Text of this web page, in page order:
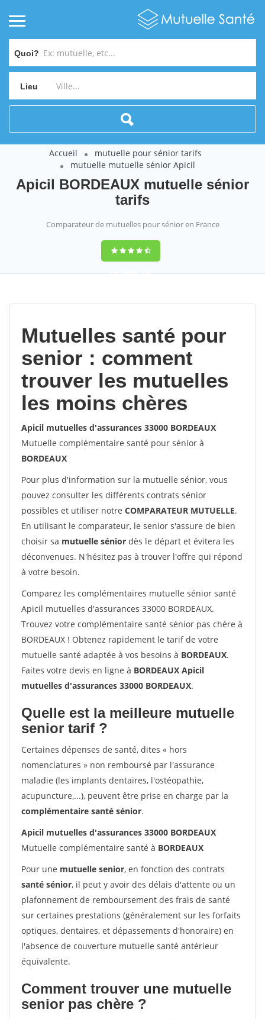
Quoi?
Lieu
Accueil
mutuelle pour sénior tarifs
mutuelle mutuelle sénior Apicil
Apicil BORDEAUX mutuelle sénior
tarifs
Comparateur de mutuelles pour sénior en France
9,2(100%)452
Mutuelles santé pour
senior : comment
trouver les mutuelles
les moins chères
Apicil mutuelles d'assurances 33000 BORDEAUX
Mutuelle complémentaire santé pour sénior à
BORDEAUX
Pour plus d'information sur la mutuelle sénior, vous
pouvez consulter les différents contrats sénior
possibles et utiliser notre COMPARATEUR MUTUELLE.
En utilisant le comparateur, le senior s'assure de bien
choisir sa mutuelle sénior dès le départ et évitera les
déconvenues. N'hésitez pas à trouver l'offre qui répond
à votre besoin.
Comparez les complémentaires mutuelle sénior santé
Apicil mutuelles d'assurances 33000 BORDEAUX.
Trouvez votre complémentaire santé sénior pas chère à
BORDEAUX ! Obtenez rapidement le tarif de votre
mutuelle santé adaptée à vos besoins à BORDEAUX.
Faites votre devis en ligne à BORDEAUX Apicil
mutuelles d'assurances 33000 BORDEAUX.
Quelle est la meilleure mutuelle
senior tarif ?
Certaines dépenses de santé, dites « hors
nomenclatures » non remboursé par l'assurance
maladie (les implants dentaires, l'ostéopathie,
acupuncture,...), peuvent être prise en charge par la
complémentaire santé sénior.
Apicil mutuelles d'assurances 33000 BORDEAUX
Mutuelle complémentaire santé à BORDEAUX
Pour une mutuelle senior, en fonction des contrats
santé sénior, il peut y avoir des délais d'attente ou un
plafonnement de remboursement des frais de santé
sur certaines prestations (généralement sur les forfaits
optiques, dentaires, et dépassements d'honoraire) en
l'absence de couverture mutuelle santé antérieur
équivalente.
Comment trouver une mutuelle
senior pas chère ?